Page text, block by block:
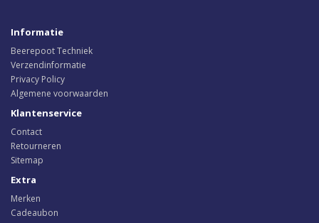
Informatie
Beerepoot Techniek
Verzendinformatie
Privacy Policy
Algemene voorwaarden
Klantenservice
Contact
Retourneren
Sitemap
Extra
Merken
Cadeaubon